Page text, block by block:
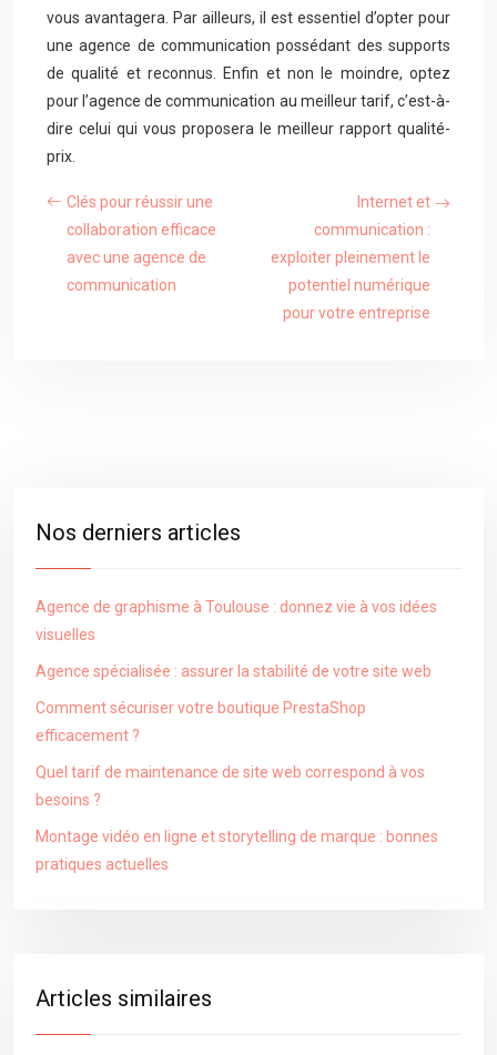
vous avantagera. Par ailleurs, il est essentiel d’opter pour
une agence de communication possédant des supports
de qualité et reconnus. Enfin et non le moindre, optez
pour l’agence de communication au meilleur tarif, c’est-à-
dire celui qui vous proposera le meilleur rapport qualité-
prix.
Clés pour réussir une
collaboration efficace
avec une agence de
communication
Internet et
communication :
exploiter pleinement le
potentiel numérique
pour votre entreprise
Nos derniers articles
Agence de graphisme à Toulouse : donnez vie à vos idées
visuelles
Agence spécialisée : assurer la stabilité de votre site web
Comment sécuriser votre boutique PrestaShop
efficacement ?
Quel tarif de maintenance de site web correspond à vos
besoins ?
Montage vidéo en ligne et storytelling de marque : bonnes
pratiques actuelles
Articles similaires